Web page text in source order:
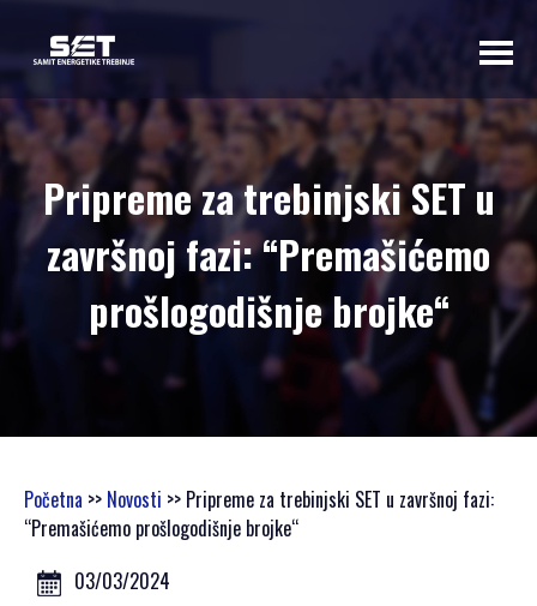
O NAMA
UVODNA RIJEČ
ORGANIZATORA
PROGRAMSKI
OSNOVNI
SAMIT 2022
SAMIT 2020
GALERIJA 2023
GALERIJA 2022
Pripreme za trebinjski SЕT u
završnoj fazi: “Premašićemo
prošlogodišnje brojke“
Početna >> Novosti >> Pripreme za trebinjski SЕT u završnoj fazi:
“Premašićemo prošlogodišnje brojke“
03/03/2024